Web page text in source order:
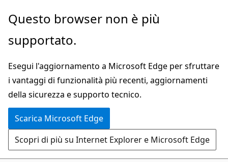
Ignora
passa
contenuto
principale
Questo browser non è più
supportato.
Esegui l'aggiornamento a Microsoft Edge per sfruttare
i vantaggi di funzionalità più recenti, aggiornamenti
della sicurezza e supporto tecnico.
Scarica Microsoft Edge
Scopri di più su Internet Explorer e Microsoft Edge